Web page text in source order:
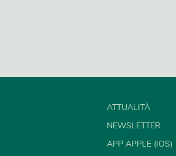
ATTUALITÀ
NEWSLETTER
APP APPLE (IOS)